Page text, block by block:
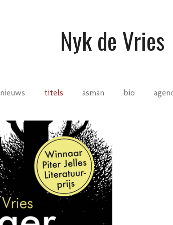
Nyk de Vries
nieuws titels asman bio